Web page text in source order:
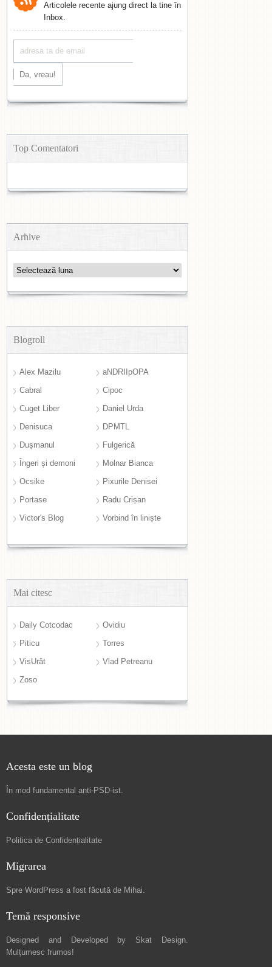
Articolele recente ajung direct la tine în
Inbox.
Top Comentatori
Arhive
Arhive
Blogroll
Alex Mazilu
aNDRIIpOPA
Cabral
Cipoc
Cuget Liber
Daniel Urda
Denisuca
DPMTL
Dușmanul
Fulgerică
Îngeri și demoni
Molnar Bianca
Ocsike
Pixurile Denisei
Portase
Radu Crișan
Victor's Blog
Vorbind în liniște
Mai citesc
Daily Cotcodac
Ovidiu
Piticu
Torres
VisUrât
Vlad Petreanu
Zoso
Acesta este un blog
În mod fundamental anti-PSD-ist.
Confidențialitate
Politica de Confidențialitate
Migrarea
Spre WordPress a fost făcută de Mihai.
Temă responsive
Designed and Developed by Skat Design.
Mulțumesc frumos!